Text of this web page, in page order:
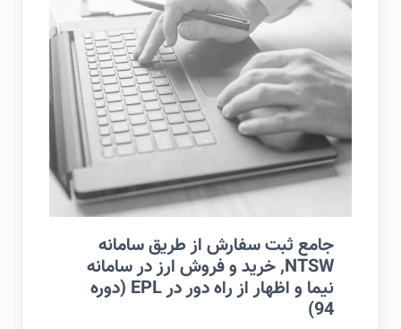
جامع ثبت سفارش از طریق سامانه
NTSW, خرید و فروش ارز در سامانه
نیما و اظهار از راه دور در EPL (دوره
94)